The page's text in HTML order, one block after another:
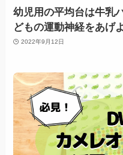
幼児用の平均台は牛乳
どもの運動神経をあげ
2022年9月12日